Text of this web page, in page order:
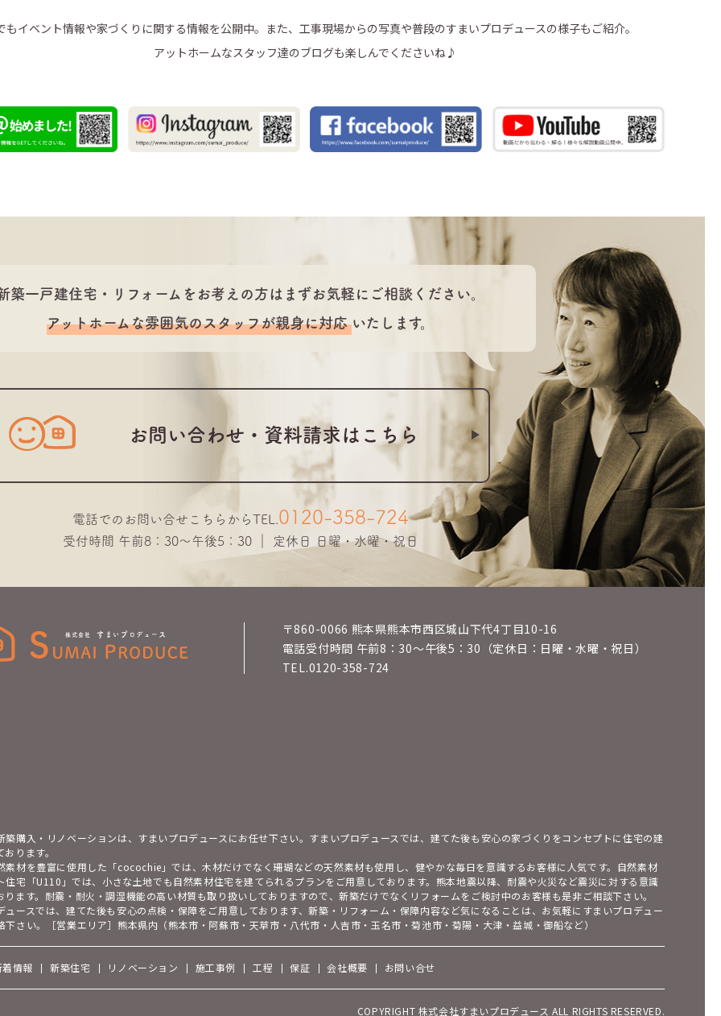
もイベント情報や家づくりに関する情報を公開中。また、工事現場からの写真や普段のすまいプロデュースの様子もご紹介。
アットホームなスタッフ達のブログも楽しんでくださいね♪
築一戸建住宅・リフォームをお考えの方は まずお気軽にご相談ください。
アットホームな雰囲気のスタッフが親身に対応いたします。
お問い合わせ・資料請求はこちら
電話でのお問い合せこちらからTEL.0120-358-724
受付時間 午前8：30～午後5：30 ｜ 定休日 日曜・水曜・祝日
〒860-0066 熊本県熊本市西区城山下代4丁目10-16
電話受付時間 午前8：30～午後5：30（定休日：日曜・水曜・祝日）
TEL.0120-358-724
築購入・リノベーションは、すまいプロデュースにお任せ下さい。すまいプロデュースでは、建てた後も安心の家づくりをコンセプトに住宅の建
ります。
素材を豊富に使用した「cocochie」では、木材だけでなく珊瑚などの天然素材も使用し、健やかな毎日を意識するお客様に人気です。自然素材
住宅「U110」では、小さな土地でも自然素材住宅を建てられるプランをご用意しております。熊本地震以降、耐震や火災など震災に対する意識
ります。耐震・耐火・調湿機能の高い材質も取り扱いしておりますので、新築だけでなくリフォームをご検討中のお客様も是非ご相談下さい。
ュースでは、建てた後も安心の点検・保障をご用意しております、新築・リフォーム・保障内容など気になることは、お気軽にすまいプロデュー
下さい。［営業エリア］熊本県内（熊本市・阿蘇市・天草市・八代市・人吉市・玉名市・菊池市・菊陽・大津・益城・御船など）
着情報 新築住宅 リノベーション 施工事例 工程 保証 会社概要 お問い合せ
COPYRIGHT 株式会社すまいプロデュース ALL RIGHTS RESERVED.